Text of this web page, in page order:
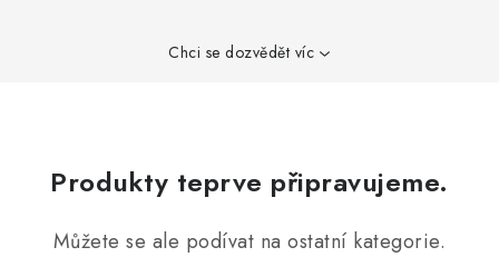
Chci se dozvědět víc
Produkty teprve připravujeme.
Můžete se ale podívat na ostatní kategorie.